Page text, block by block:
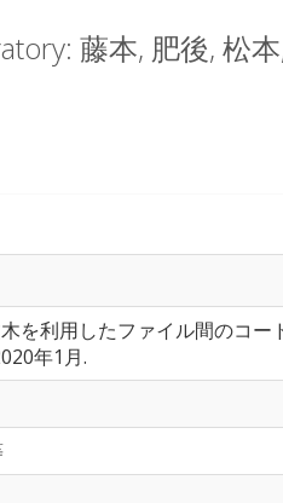
藤本, 肥後, 松
を利用したファイル間のコ
年1月.